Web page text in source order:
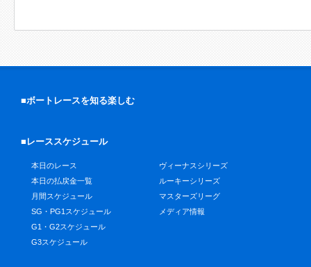
■ボートレースを知る楽しむ
■レーススケジュール
本日のレース
本日の払戻金一覧
月間スケジュール
SG・PG1スケジュール
G1・G2スケジュール
G3スケジュール
ヴィーナスシリーズ
ルーキーシリーズ
マスターズリーグ
メディア情報